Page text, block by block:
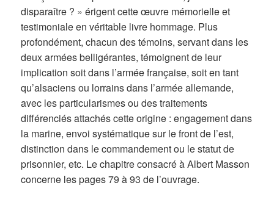
disparaître ? » érigent cette œuvre mémorielle et
testimoniale en véritable livre hommage. Plus
profondément, chacun des témoins, servant dans les
deux armées belligérantes, témoignent de leur
implication soit dans l’armée française, soit en tant
qu’alsaciens ou lorrains dans l’armée allemande,
avec les particularismes ou des traitements
différenciés attachés cette origine : engagement dans
la marine, envoi systématique sur le front de l’est,
distinction dans le commandement ou le statut de
prisonnier, etc. Le chapitre consacré à Albert Masson
concerne les pages 79 à 93 de l’ouvrage.